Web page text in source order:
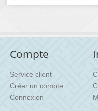
Compte
Service client
Créer un compte
Connexion